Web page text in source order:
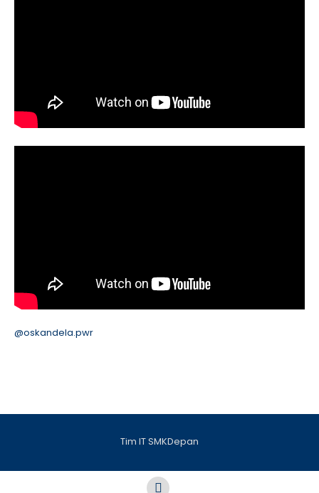
@oskandela.pwr
Tim IT SMKDepan